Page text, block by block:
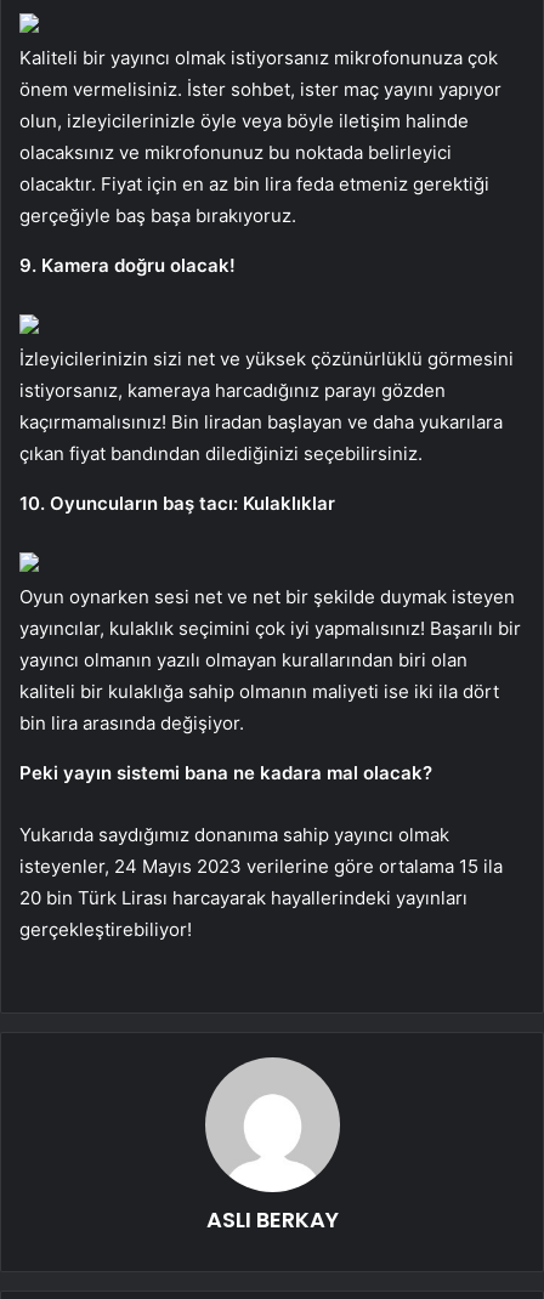
Kaliteli bir yayıncı olmak istiyorsanız mikrofonunuza çok
önem vermelisiniz. İster sohbet, ister maç yayını yapıyor
olun, izleyicilerinizle öyle veya böyle iletişim halinde
olacaksınız ve mikrofonunuz bu noktada belirleyici
olacaktır. Fiyat için en az bin lira feda etmeniz gerektiği
gerçeğiyle baş başa bırakıyoruz.
9. Kamera doğru olacak!
İzleyicilerinizin sizi net ve yüksek çözünürlüklü görmesini
istiyorsanız, kameraya harcadığınız parayı gözden
kaçırmamalısınız! Bin liradan başlayan ve daha yukarılara
çıkan fiyat bandından dilediğinizi seçebilirsiniz.
10. Oyuncuların baş tacı: Kulaklıklar
Oyun oynarken sesi net ve net bir şekilde duymak isteyen
yayıncılar, kulaklık seçimini çok iyi yapmalısınız! Başarılı bir
yayıncı olmanın yazılı olmayan kurallarından biri olan
kaliteli bir kulaklığa sahip olmanın maliyeti ise iki ila dört
bin lira arasında değişiyor.
Peki yayın sistemi bana ne kadara mal olacak?
Yukarıda saydığımız donanıma sahip yayıncı olmak
isteyenler, 24 Mayıs 2023 verilerine göre ortalama 15 ila
20 bin Türk Lirası harcayarak hayallerindeki yayınları
gerçekleştirebiliyor!
ASLI BERKAY